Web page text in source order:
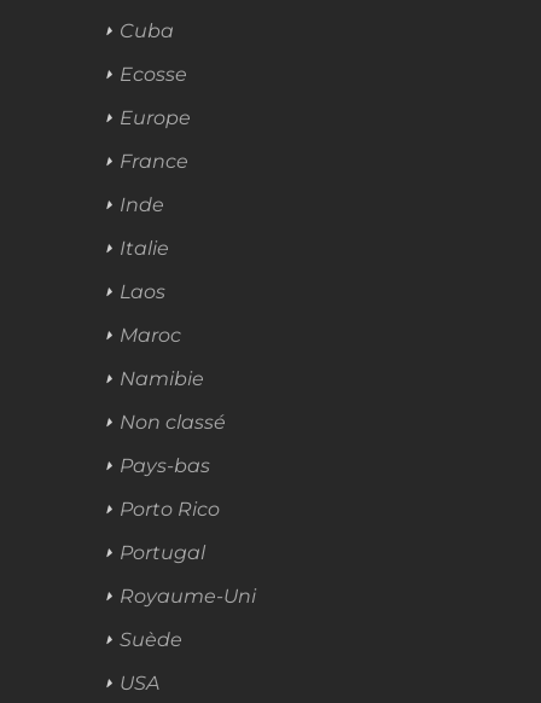
Cuba
Ecosse
Europe
France
Inde
Italie
Laos
Maroc
Namibie
Non classé
Pays-bas
Porto Rico
Portugal
Royaume-Uni
Suède
USA